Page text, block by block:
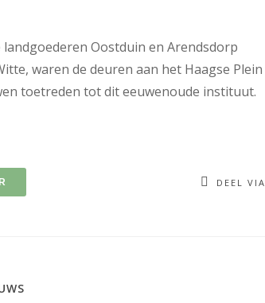
landgoederen Oostduin en Arendsdorp
waren de deuren aan het Haagse Plein
toetreden tot dit eeuwenoude instituut.
DEEL VIA